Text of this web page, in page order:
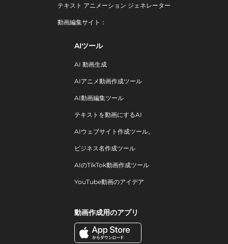
テキスト アニメーション ジェネレーター
動画編集サイト：
AIツール
AI 動画生成
AIアニメ動画作成ツール
AI動画編集ツール
テキストを動画にするAI
AIウェブサイト作成ツール。
ビジネス名作成ツール
AIのTikTok動画作成ツール
YouTube動画のアイデア
動画作成用のアプリ